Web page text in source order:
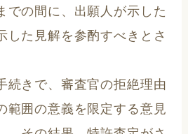
での間に、出願人が示した
した見解を参酌すべきとさ
続きで、審査官の拒絶理由
範囲の意義を限定する意見